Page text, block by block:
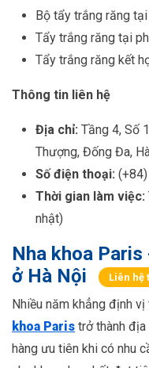
Bộ tẩy trắng răng
Tẩy trắng răng tại
Tẩy trắng răng kết
Thông tin liên hệ
Địa chỉ: Tầng 4, Số
Thượng, Đống Đa,
Số điện thoại:
Thời gian làm việc:
nhật)
Nha khoa
ở Hà Nội
Liên hệ
Nhiều năm khẳng định
khoa Paris trở thành
hàng ưu tiên khi có nhu